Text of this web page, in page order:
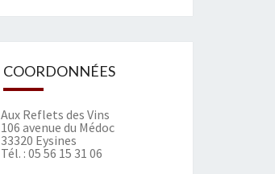
COORDONNÉES
Aux Reflets des Vins
106 avenue du Médoc
33320 Eysines
Tél. : 05 56 15 31 06